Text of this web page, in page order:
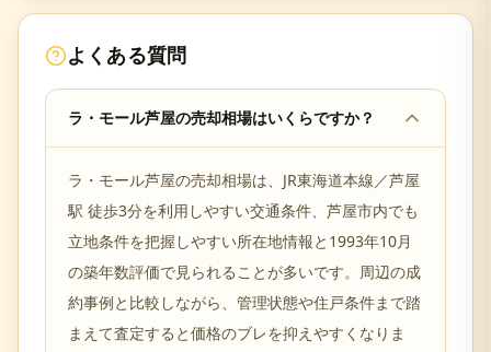
よくある質問
ラ・モール芦屋の売却相場はいくらですか？
ラ・モール芦屋の売却相場は、JR東海道本線／芦屋
駅 徒歩3分を利用しやすい交通条件、芦屋市内でも
立地条件を把握しやすい所在地情報と1993年10月
の築年数評価で見られることが多いです。周辺の成
約事例と比較しながら、管理状態や住戸条件まで踏
まえて査定すると価格のブレを抑えやすくなりま